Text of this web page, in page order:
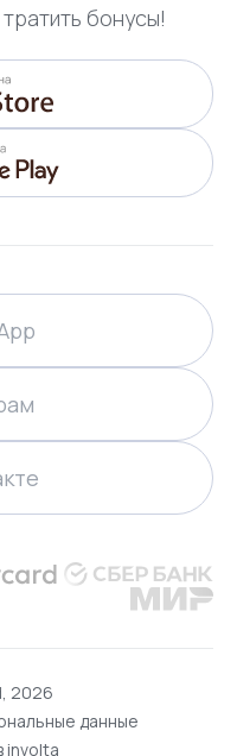
бонусы!
2026
данные
involta